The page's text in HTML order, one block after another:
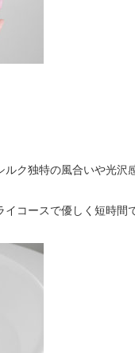
ク独特の風合いや光沢
コースで優しく短時間